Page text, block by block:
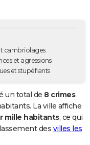
cambriolages
et agressions
et stupéfiants
un total de 8 crimes
La ville affiche
mille habitants, ce qui
des villes les